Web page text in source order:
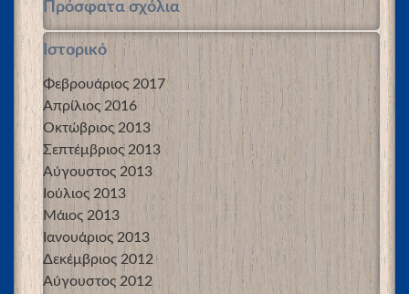
Πρόσφατα σχόλια
Ιστορικό
Φεβρουάριος 2017
Απρίλιος 2016
Οκτώβριος 2013
Σεπτέμβριος 2013
Αύγουστος 2013
Ιούλιος 2013
Μάιος 2013
Ιανουάριος 2013
Δεκέμβριος 2012
Αύγουστος 2012